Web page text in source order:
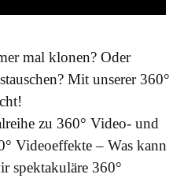
mal klonen? Oder
Mit unserer 360°
zu 360° Video- und
Videoeffekte – Was kann
spektakuläre 360°